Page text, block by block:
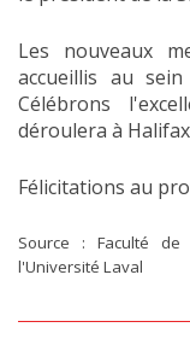
Les nouveaux
accueillis au
Célébrons
déroulera à
Félicitations au
Source : Faculté
l'Université Laval